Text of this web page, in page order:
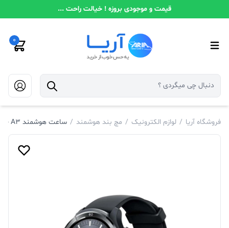
قیمت و موجودی بروزه ! خیالت راحت ...
0
فروشگاه آریا / لوازم الکترونیک / مچ بند هوشمند / ساعت هوشمند Mibro A3 مدل XPAW022